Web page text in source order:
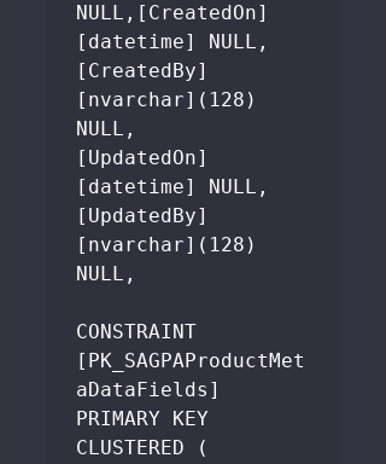
NULL,[CreatedOn]
[datetime] NULL,
[CreatedBy]
[nvarchar](128)
NULL,
[UpdatedOn]
[datetime] NULL,
[UpdatedBy]
[nvarchar](128)
NULL,
CONSTRAINT
[PK_SAGPAProductMet
aDataFields]
PRIMARY KEY
CLUSTERED (